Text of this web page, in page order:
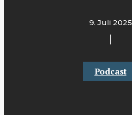
9. Juli 2025
Podcast